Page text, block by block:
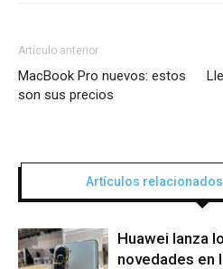
Artículo anterior
MacBook Pro nuevos: estos
son sus precios
Artículos relacionados
Huawei lanza
novedades en